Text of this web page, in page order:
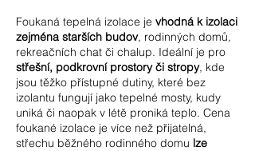
Foukaná tepelná izolace je vhodná k izolaci
zejména starších budov, rodinných domů,
rekreačních chat či chalup. Ideální je pro
střešní, podkrovní prostory či stropy, kde
jsou těžko přístupné dutiny, které bez
izolantu fungují jako tepelné mosty, kudy
uniká či naopak v létě proniká teplo. Cena
foukané izolace je více než přijatelná,
střechu běžného rodinného domu lze